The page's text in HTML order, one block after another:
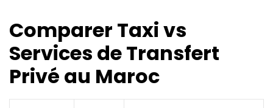
Comparer Taxi vs
Services de Transfert
Privé au Maroc